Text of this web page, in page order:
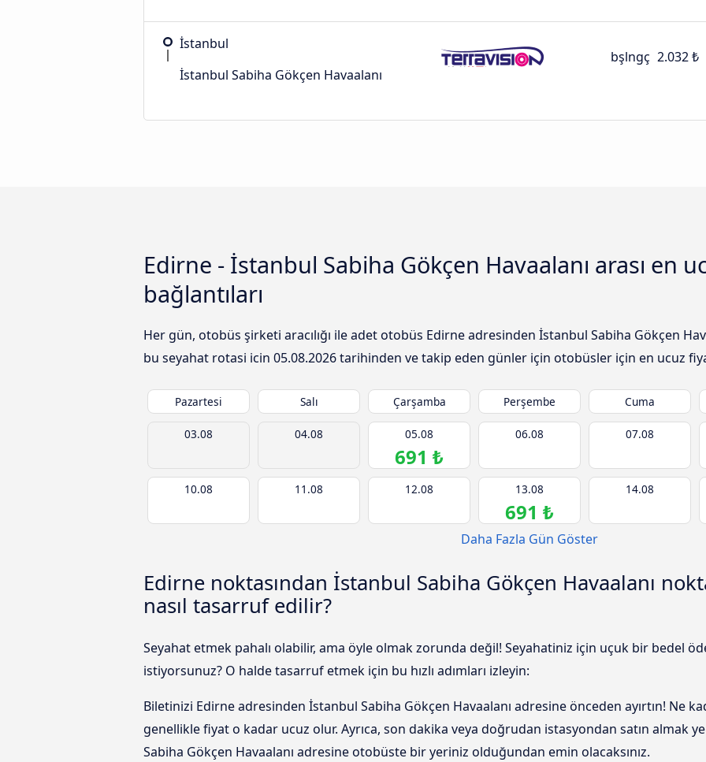
İstanbul
İstanbul Sabiha Gökçen Havaalanı
bşlngç 2.032 ₺
Edirne - İstanbul Sabiha Gökçen Havaalanı arası en
bağlantıları
Her gün, otobüs şirketi aracılığı ile adet otobüs Edirne adresinden İstanbul Sabiha Gökçen
bu seyahat rotasi icin 05.08.2026tarihinden ve takip eden günler için otobüsler için en ucuz
Pazartesi Salı Çarşamba Perşembe Cuma
03.08 04.08 05.08
691 ₺
06.08 07.08
10.08 11.08 12.08 13.08
691 ₺
14.08
Daha Fazla Gün Göster
Edirne noktasından İstanbul Sabiha Gökçen Havaalanı
nasıl tasarruf edilir?
Seyahat etmek pahalı olabilir, ama öyle olmak zorunda değil! Seyahatiniz için uçuk bir bedel
istiyorsunuz? O halde tasarruf etmek için bu hızlı adımları izleyin:
Biletinizi Edirne adresinden İstanbul Sabiha Gökçen Havaalanı adresine önceden ayırtın! Ne
genellikle fiyat o kadar ucuz olur. Ayrıca, son dakika veya doğrudan istasyondan satın almak
Sabiha Gökçen Havaalanı adresine otobüste bir yeriniz olduğundan emin olacaksınız.